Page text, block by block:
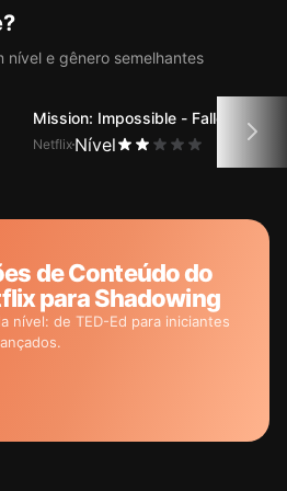
a função de legendas duplas.
nível e gênero semelhantes
Mission: Impossible - Fallout
Netflix Nível
de Conteúdo do
para Shadowing
nível: de TED-Ed para iniciantes